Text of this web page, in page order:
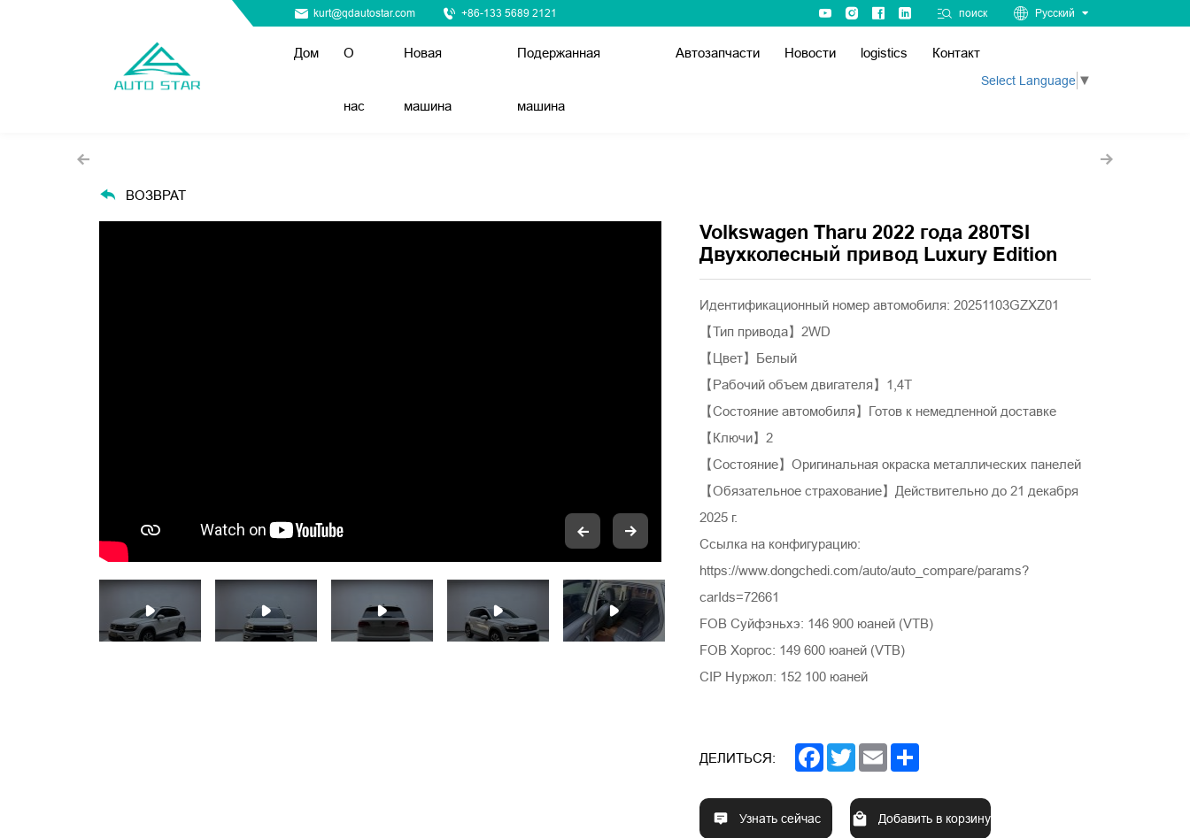
kurt@qdautostar.com +86-133 5689 2121 поиск Русский
Дом О
нас
Новая
машина
Подержанная
машина
Автозапчасти Новости logistics Контакт
Select Language ▼
ВОЗВРАТ
Volkswagen Tharu 2022 года 280TSI
Двухколесный привод Luxury Edition
Идентификационный номер автомобиля: 20251103GZXZ01
【Тип привода】2WD
【Цвет】Белый
【Рабочий объем двигателя】1,4T
【Состояние автомобиля】Готов к немедленной доставке
【Ключи】2
【Состояние】Оригинальная окраска металлических панелей
【Обязательное страхование】Действительно до 21 декабря
2025 г.
Ссылка на конфигурацию:
https://www.dongchedi.com/auto/auto_compare/params?
carIds=72661
FOB Суйфэньхэ: 146 900 юаней (VTB)
FOB Хоргос: 149 600 юаней (VTB)
CIP Нуржол: 152 100 юаней
ДЕЛИТЬСЯ: Facebook
TwitterEmail
Узнать сейчас Добавить в корзину